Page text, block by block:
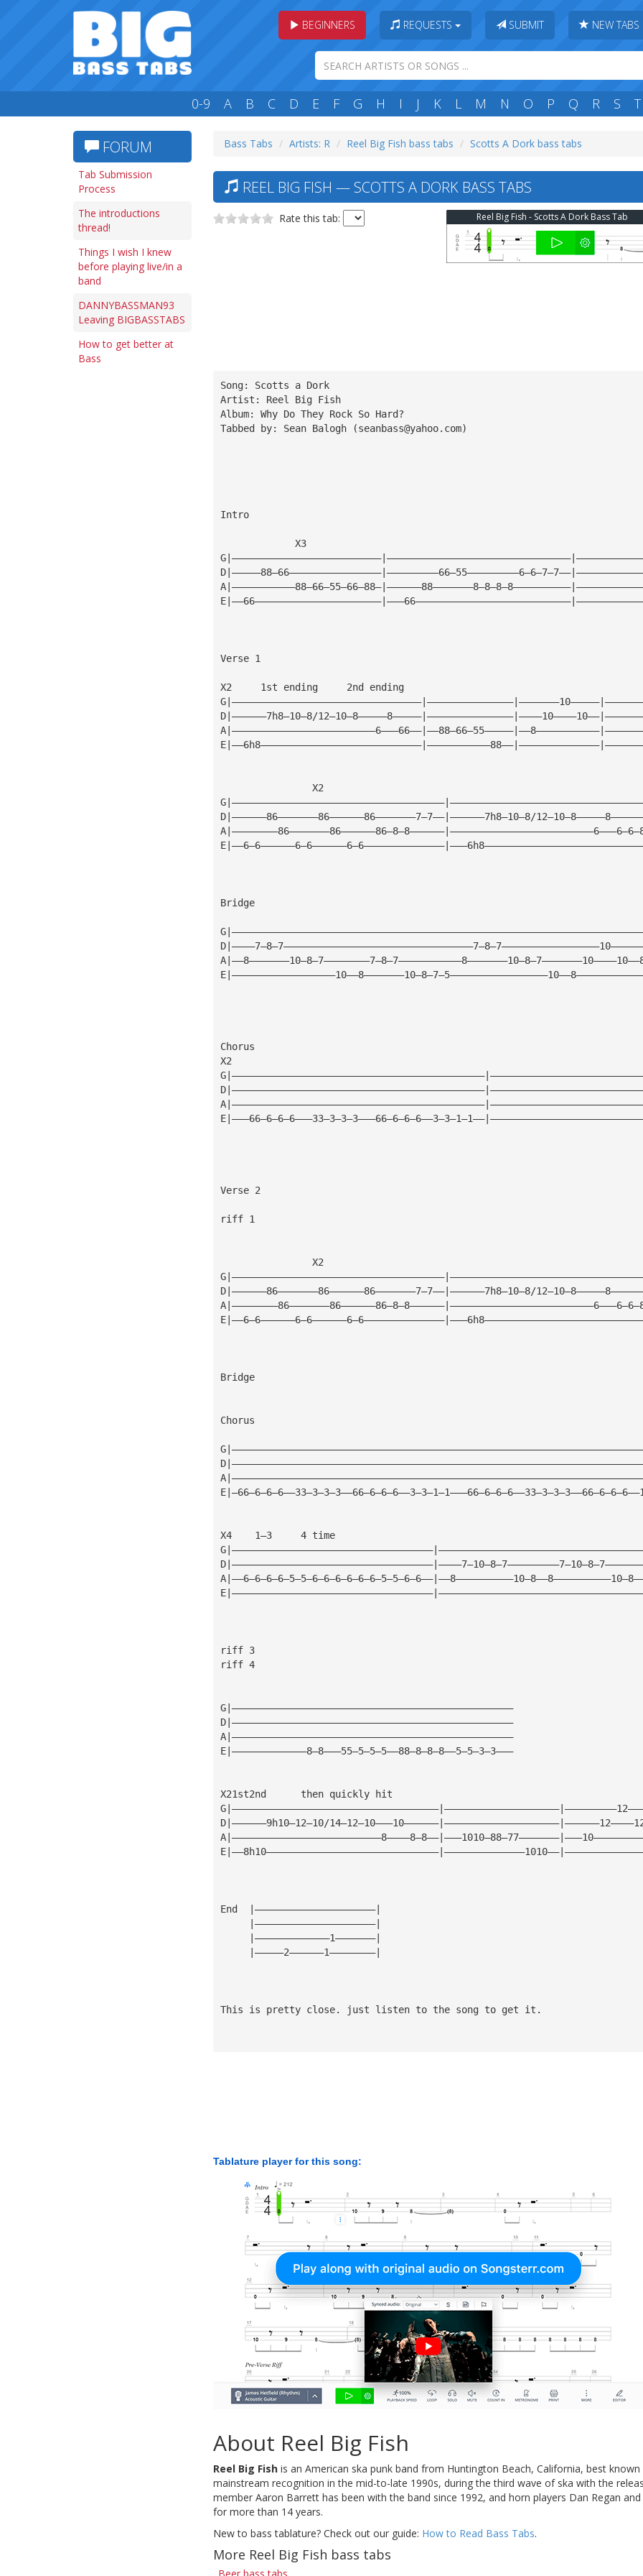
BEGINNERS REQUESTS SUBMIT NEW TABS
0-9 A B C D E F G H I J K L M N O P Q R S T
FORUM
Tab Submission
Process
The introductions
thread!
Things I wish I knew
before playing live/in a
band
DANNYBASSMAN93
Leaving BIGBASSTABS
How to get better at
Bass
Bass Tabs Artists: R Reel Big Fish bass tabs Scotts A Dork bass tabs
REEL BIG FISH — SCOTTS A DORK BASS TABS
Rate this tab: Reel Big Fish - Scotts A Dork Bass Tab
Song: Scotts a Dork
Artist: Reel Big Fish
Album: Why Do They Rock So Hard?
Tabbed by: Sean Balogh (seanbass@yahoo.com)
Intro
             X3
Verse 1
X2     1st ending     2nd ending
D|——————7h8—10—8/
                X2
D|——————86———————86——————86———————7—7——|——————7h8—10—8/
Bridge
Chorus
X2
Verse 2
riff 1
                X2
D|——————86———————86——————86———————7—7——|——————7h8—10—8/
Bridge
Chorus
X4    1—3     4 time
riff 3
riff 4
G|—————————————————————————————————————————————————
D|—————————————————————————————————————————————————
A|—————————————————————————————————————————————————
E|—————————————8—8———55—5—5—5——88—8—8—8——5—5—3—3———
X21st2nd      then quickly hit
D|——————9h10—12—10/
End  |—————————————————————|
     |—————————————————————|
     |—————————————1———————|
     |—————2——————1————————|
This is pretty close. just listen to the song to get it.
Tablature player for this song:
About Reel Big Fish
Reel Big Fish is an American ska punk band from Huntington Beach, California, best
mainstream recognition in the mid-to-late 1990s, during the third wave of ska with the
member Aaron Barrett has been with the band since 1992, and horn players Dan Regan
for more than 14 years.
New to bass tablature? Check out our guide: How to Read Bass Tabs.
More Reel Big Fish bass tabs